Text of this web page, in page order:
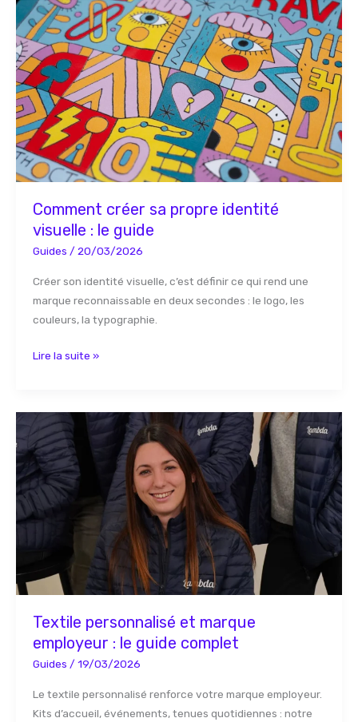
Comment créer sa propre identité
visuelle : le guide
Guides / 20/03/2026
Créer son identité visuelle, c’est définir ce qui rend une
marque reconnaissable en deux secondes : le logo, les
couleurs, la typographie.
Comment
créer
sa
propre
identité
visuelle
:
le
guide
Lire la suite »
Textile personnalisé et marque
employeur : le guide complet
Guides / 19/03/2026
Le textile personnalisé renforce votre marque employeur.
Kits d’accueil, événements, tenues quotidiennes : notre
Textile
personnalisé
et
marque
employeur
:
complet